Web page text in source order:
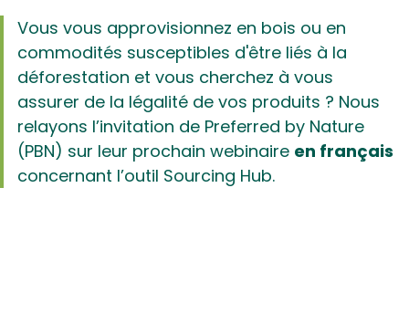
Vous vous approvisionnez en bois ou en
commodités susceptibles d'être liés à la
déforestation et vous cherchez à vous
assurer de la légalité de vos produits ? Nous
relayons l’invitation de Preferred by Nature
(PBN) sur leur prochain webinaire en français
concernant l’outil Sourcing Hub.